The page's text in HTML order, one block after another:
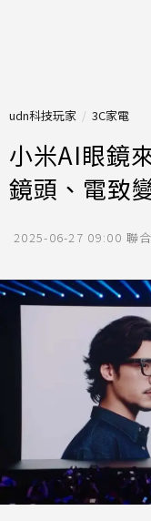
udn科技玩家 3C家電
小米AI眼鏡
鏡頭、電致
2025-06-27 09:00 聯